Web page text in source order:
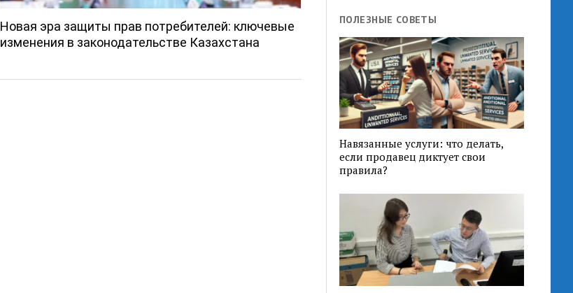
Новая эра защиты прав потребителей: ключевые
изменения в законодательстве Казахстана
ПОЛЕЗНЫЕ СОВЕТЫ
Навязанные услуги: что делать,
если продавец диктует свои
правила?